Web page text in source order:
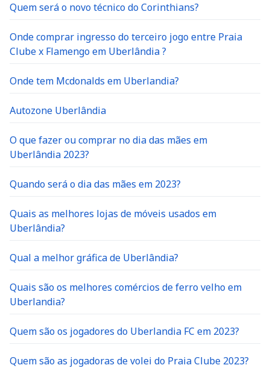
Quem será o novo técnico do Corinthians?
Onde comprar ingresso do terceiro jogo entre Praia
Clube x Flamengo em Uberlândia ?
Onde tem Mcdonalds em Uberlandia?
Autozone Uberlândia
O que fazer ou comprar no dia das mães em
Uberlândia 2023?
Quando será o dia das mães em 2023?
Quais as melhores lojas de móveis usados em
Uberlândia?
Qual a melhor gráfica de Uberlândia?
Quais são os melhores comércios de ferro velho em
Uberlandia?
Quem são os jogadores do Uberlandia FC em 2023?
Quem são as jogadoras de volei do Praia Clube 2023?